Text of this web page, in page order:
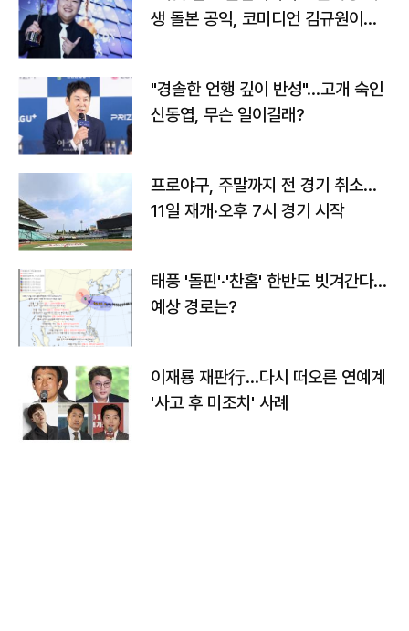
생 돌본 공익, 코미디언 김규원이었
"경솔한 언행 깊이 반성"…고개 숙인
신동엽, 무슨 일이길래?
프로야구, 주말까지 전 경기 취소…
11일 재개·오후 7시 경기 시작
태풍 '돌핀'·'찬홈' 한반도 빗겨간다…
예상 경로는?
이재룡 재판行…다시 떠오른 연예계
'사고 후 미조치' 사례